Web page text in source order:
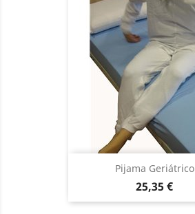
Pijama Geriátrico
Precio
25,35 €